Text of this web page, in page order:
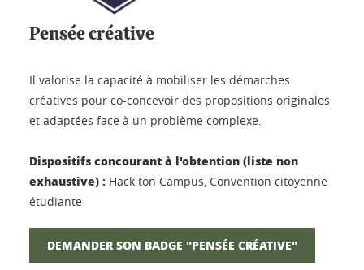
Pensée créative
Il valorise la capacité à mobiliser les démarches
créatives pour co-concevoir des propositions originales
et adaptées face à un problème complexe.
Dispositifs concourant à l'obtention (liste non
exhaustive) : Hack ton Campus, Convention citoyenne
étudiante
DEMANDER SON BADGE "PENSÉE CRÉATIVE"